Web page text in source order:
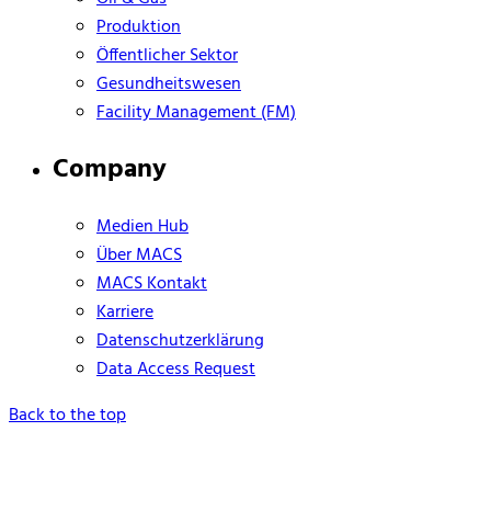
Produktion
Öffentlicher Sektor
Gesundheitswesen
Facility Management (FM)
Company
Medien Hub
Über MACS
MACS Kontakt
Karriere
Datenschutzerklärung
Data Access Request
Back to the top